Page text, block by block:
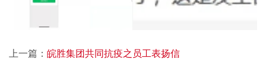
上一篇： 皖胜集团共同抗疫之员工表扬信